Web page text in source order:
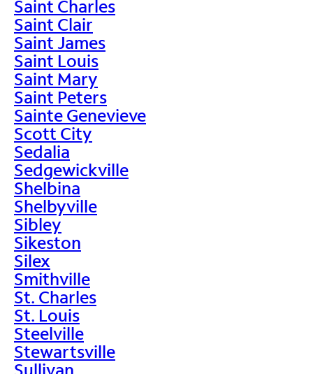
Saint Charles
Saint Clair
Saint James
Saint Louis
Saint Mary
Saint Peters
Sainte Genevieve
Scott City
Sedalia
Sedgewickville
Shelbina
Shelbyville
Sibley
Sikeston
Silex
Smithville
St. Charles
St. Louis
Steelville
Stewartsville
Sullivan